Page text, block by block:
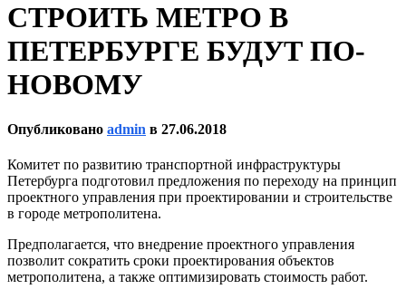
СТРОИТЬ МЕТРО В
ПЕТЕРБУРГЕ БУДУТ ПО-
НОВОМУ
Опубликовано admin в 27.06.2018
Комитет по развитию транспортной инфраструктуры
Петербурга подготовил предложения по переходу на принцип
проектного управления при проектировании и строительстве
в городе метрополитена.
Предполагается, что внедрение проектного управления
позволит сократить сроки проектирования объектов
метрополитена, а также оптимизировать стоимость работ.